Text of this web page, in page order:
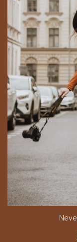
Neve